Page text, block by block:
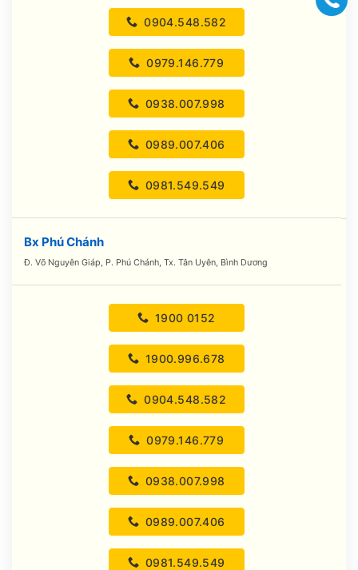
0904.548.582
0979.146.779
0938.007.998
0989.007.406
0981.549.549
Bx Phú Chánh
Đ. Võ Nguyên Giáp, P. Phú Chánh, Tx. Tân Uyên, Bình Dương
1900 0152
1900.996.678
0904.548.582
0979.146.779
0938.007.998
0989.007.406
0981.549.549